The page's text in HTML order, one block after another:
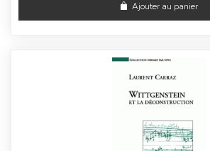
Ajouter au panier